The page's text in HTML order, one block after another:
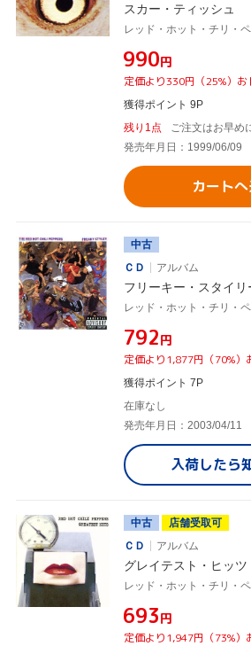
スカー・ティッシュ
レッド・ホット・チリ・
¥990円
定価より330円（25%）お
獲得ポイント 9P
残り1点
ご注文はお早め
発売年月日：1999/06/09
カート
中古
ＣＤ
アルバム
フリーキー・スタイリ
レッド・ホット・チリ・
¥792円
定価より1,877円（70%）
獲得ポイント 7P
在庫なし
発売年月日：2003/04/11
入荷したら
中古
店舗受取可
ＣＤ
アルバム
グレイテスト・ヒッツ
レッド・ホット・チリ・
¥693円
定価より1,947円（73%）